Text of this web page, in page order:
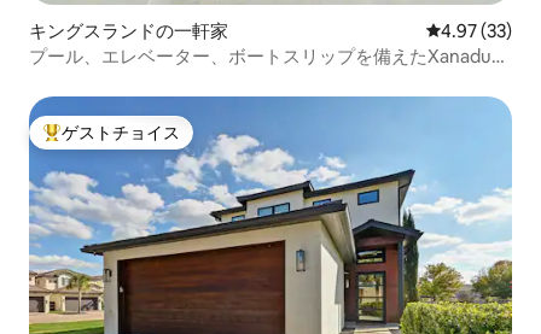
キングスランドの一軒家 レビュー33
4.97 (33)
プール、エレベーター、ボートスリップを備えたXanadu
大好評のゲストチョイスです。
ゲストチョイス